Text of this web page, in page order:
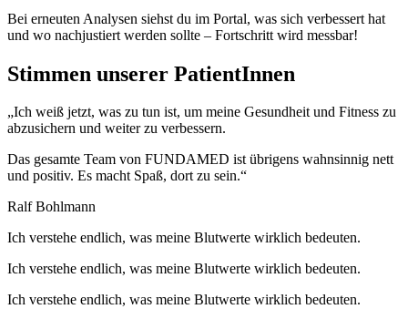
Bei erneuten Analysen siehst du im Portal, was sich verbessert hat
und wo nachjustiert werden sollte – Fortschritt wird messbar!
Stimmen unserer PatientInnen
„Ich weiß jetzt, was zu tun ist, um meine Gesundheit und Fitness zu
abzusichern und weiter zu verbessern.
Das gesamte Team von FUNDAMED ist übrigens wahnsinnig nett
und positiv. Es macht Spaß, dort zu sein.“
Ralf Bohlmann
Ich verstehe endlich, was meine Blutwerte wirklich bedeuten.
Ich verstehe endlich, was meine Blutwerte wirklich bedeuten.
Ich verstehe endlich, was meine Blutwerte wirklich bedeuten.